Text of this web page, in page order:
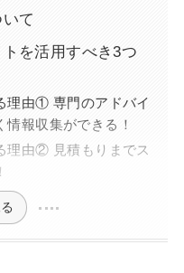
て
を活用すべき3つ
理由① 専門のアドバイ
報収集ができる！
理由② 見積もりまでス